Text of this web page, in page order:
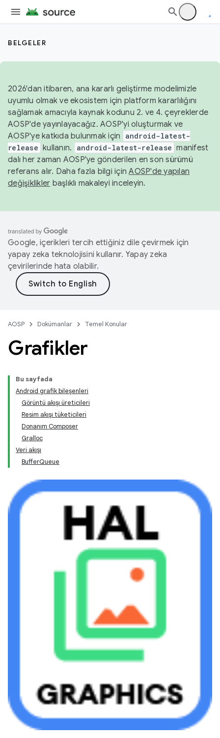
BELGELER
2026'dan itibaren, ana kararlı geliştirme modelimizle
uyumlu olmak ve ekosistem için platform kararlılığını
sağlamak amacıyla kaynak kodunu 2. ve 4. çeyreklerde
AOSP'de yayınlayacağız. AOSP'yi oluşturmak ve
AOSP'ye katkıda bulunmak için
android-latest-
release kullanın. android-latest-release manifest
dalı her zaman AOSP'ye gönderilen en son sürümü
referans alır. Daha fazla bilgi içinAOSP'de yapılan
değişiklikler başlıklı makaleyi inceleyin.
Google, içerikleri tercih ettiğiniz dile çevirmek için
yapay zeka teknolojisini kullanır. Yapay zeka
çevirilerinde hata olabilir.
AOSP Dokümanlar Temel Konular
Grafikler
Bu sayfada
Android grafik bileşenleri
Görüntü akışı üreticileri
Resim akışı tüketicileri
Donanım Composer
Gralloc
Veri akışı
BufferQueue